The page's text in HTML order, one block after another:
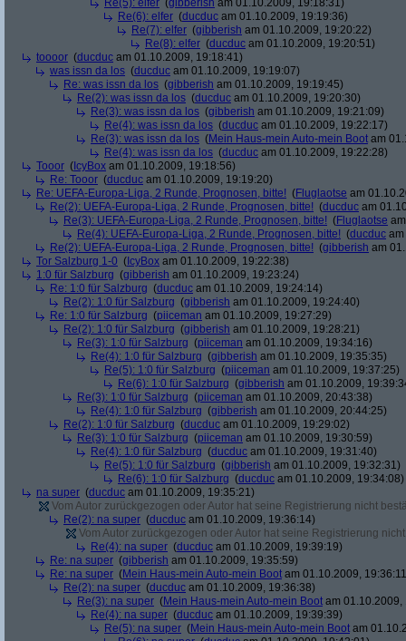
Re(5): elfer (gibberish am 01.10.2009, 19:18:31)
Re(6): elfer (ducduc am 01.10.2009, 19:19:36)
Re(7): elfer (gibberish am 01.10.2009, 19:20:22)
Re(8): elfer (ducduc am 01.10.2009, 19:20:51)
toooor (ducduc am 01.10.2009, 19:18:41)
was issn da los (ducduc am 01.10.2009, 19:19:07)
Re: was issn da los (gibberish am 01.10.2009, 19:19:45)
Re(2): was issn da los (ducduc am 01.10.2009, 19:20:30)
Re(3): was issn da los (gibberish am 01.10.2009, 19:21:09)
Re(4): was issn da los (ducduc am 01.10.2009, 19:22:17)
Re(3): was issn da los (Mein Haus-mein Auto-mein Boot am
Re(4): was issn da los (ducduc am 01.10.2009, 19:22:28)
Tooor ( IcyBox am 01.10.2009, 19:18:56)
Re: Tooor (ducduc am 01.10.2009, 19:19:20)
Re: UEFA-Europa-Liga, 2 Runde, Prognosen, bitte! (Fluglaotse am
Re(2): UEFA-Europa-Liga, 2 Runde, Prognosen, bitte! (ducduc am
Re(3): UEFA-Europa-Liga, 2 Runde, Prognosen, bitte! (Fluglaotse
Re(4): UEFA-Europa-Liga, 2 Runde, Prognosen, bitte! (ducduc
Re(2): UEFA-Europa-Liga, 2 Runde, Prognosen, bitte! (gibberish am
Tor Salzburg 1-0 ( IcyBox am 01.10.2009, 19:22:38)
1:0 für Salzburg (gibberish am 01.10.2009, 19:23:24)
Re: 1:0 für Salzburg (ducduc am 01.10.2009, 19:24:14)
Re(2): 1:0 für Salzburg (gibberish am 01.10.2009, 19:24:40)
Re: 1:0 für Salzburg (piiceman am 01.10.2009, 19:27:29)
Re(2): 1:0 für Salzburg (gibberish am 01.10.2009, 19:28:21)
Re(3): 1:0 für Salzburg (piiceman am 01.10.2009, 19:34:16)
Re(4): 1:0 für Salzburg (gibberish am 01.10.2009, 19:35:35)
Re(5): 1:0 für Salzburg (piiceman am 01.10.2009, 19:37:25)
Re(6): 1:0 für Salzburg (gibberish am 01.10.2009,
Re(3): 1:0 für Salzburg (piiceman am 01.10.2009, 20:43:38)
Re(4): 1:0 für Salzburg (gibberish am 01.10.2009, 20:44:25)
Re(2): 1:0 für Salzburg (ducduc am 01.10.2009, 19:29:02)
Re(3): 1:0 für Salzburg (piiceman am 01.10.2009, 19:30:59)
Re(4): 1:0 für Salzburg (ducduc am 01.10.2009, 19:31:40)
Re(5): 1:0 für Salzburg (gibberish am 01.10.2009, 19:32:31)
Re(6): 1:0 für Salzburg (ducduc am 01.10.2009, 19:34:08)
na super (ducduc am 01.10.2009, 19:35:21)
Vom Autor zurückgezogen oder Autor hat seine Registrierung nicht
Re(2): na super (ducduc am 01.10.2009, 19:36:14)
Vom Autor zurückgezogen oder Autor hat seine Registrierung
Re(4): na super (ducduc am 01.10.2009, 19:39:19)
Re: na super (gibberish am 01.10.2009, 19:35:59)
Re: na super (Mein Haus-mein Auto-mein Boot am 01.10.2009,
Re(2): na super (ducduc am 01.10.2009, 19:36:38)
Re(3): na super (Mein Haus-mein Auto-mein Boot am 01.10.2009,
Re(4): na super (ducduc am 01.10.2009, 19:39:39)
Re(5): na super (Mein Haus-mein Auto-mein Boot am